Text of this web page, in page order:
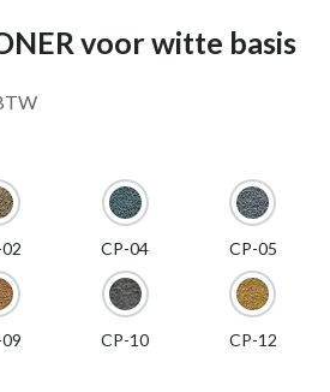
voor witte basis
CP-04 CP-05
CP-10 CP-12